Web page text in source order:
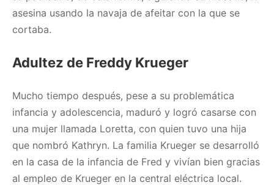
asesina usando la navaja de afeitar con la que se
cortaba.
Adultez de Freddy Krueger
Mucho tiempo después, pese a su problemática
infancia y adolescencia, maduró y logró casarse con
una mujer llamada Loretta, con quien tuvo una hija
que nombró Kathryn. La familia Krueger se desarrolló
en la casa de la infancia de Fred y vivían bien gracias
al empleo de Krueger en la central eléctrica local.